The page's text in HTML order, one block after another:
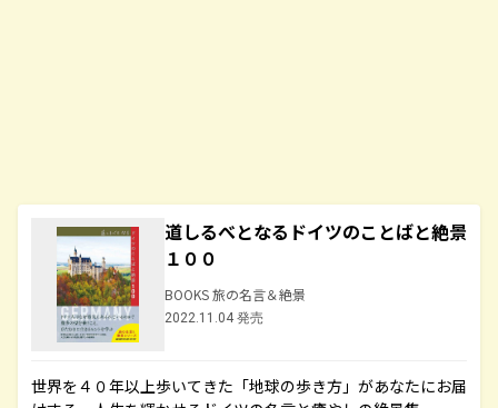
道しるべとなるドイツのことばと絶景
１００
BOOKS 旅の名言＆絶景
2022.11.04 発売
世界を４０年以上歩いてきた「地球の歩き方」があなたにお届